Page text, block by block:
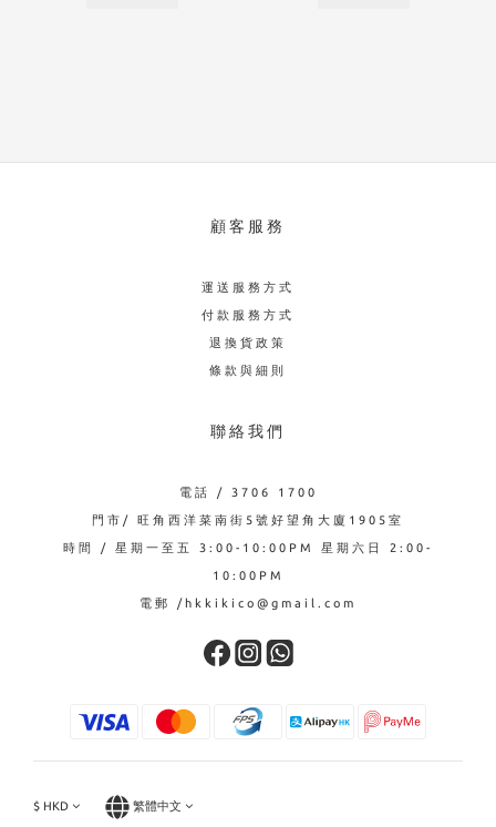
顧客服務
運送服務方式
付款服務方式
退換貨政策
條款與細則
聯絡我們
電話 / 3706 1700
門市/ 旺角西洋菜南街5號好望角大廈1905室
時間 / 星期一至五 3:00-10:00PM 星期六日 2:00-
10:00PM
電郵 /hkkikico@gmail.com
$ HKD 繁體中文